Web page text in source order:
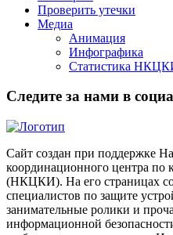
Проверить утечки
Медиа
Анимация
Инфографика
Статистика
Следите за нами в
Сайт создан при поддержке
координационного центра
(НКЦКИ). На его страницах
специалистов по защите
занимательные ролики и
информационной